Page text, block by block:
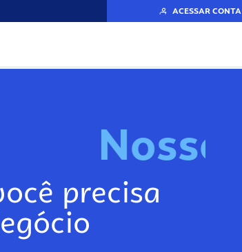
ACESSAR CONTA
Nosso
precisa